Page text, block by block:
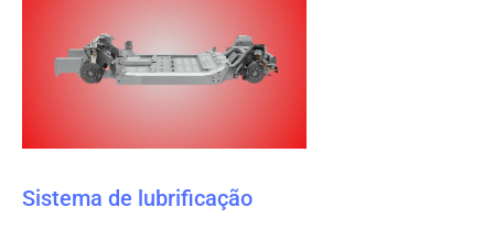
Sistema de lubrificação